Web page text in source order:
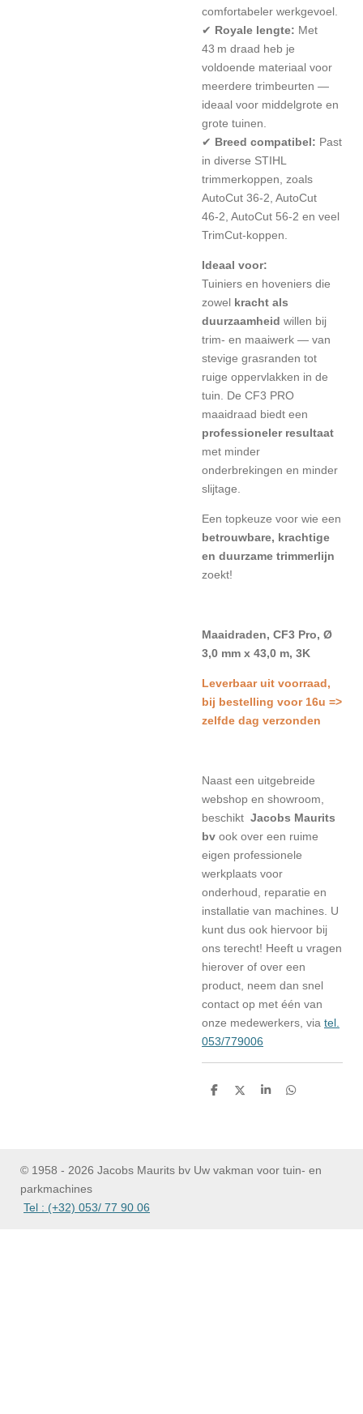
comfortabeler werkgevoel.
✔ Royale lengte: Met
43 m draad heb je
voldoende materiaal voor
meerdere trimbeurten —
ideaal voor middelgrote en
grote tuinen.
✔ Breed compatibel: Past
in diverse STIHL
trimmerkoppen, zoals
AutoCut 36‑2, AutoCut
46‑2, AutoCut 56‑2 en veel
TrimCut‑koppen.
Ideaal voor:
Tuiniers en hoveniers die
zowel kracht als
duurzaamheid willen bij
trim‑ en maaiwerk — van
stevige grasranden tot
ruige oppervlakken in de
tuin. De CF3 PRO
maaidraad biedt een
professioneler resultaat
met minder
onderbrekingen en minder
slijtage.
Een topkeuze voor wie een
betrouwbare, krachtige
en duurzame trimmerlijn
zoekt!
Maaidraden, CF3 Pro, Ø
3,0 mm x 43,0 m, 3K
Leverbaar uit voorraad,
bij bestelling voor 16u =>
zelfde dag verzonden
Naast een uitgebreide
webshop en showroom,
beschikt Jacobs Maurits
bv ook over een ruime
eigen professionele
werkplaats voor
onderhoud, reparatie en
installatie van machines. U
kunt dus ook hiervoor bij
ons terecht! Heeft u vragen
hierover of over een
product, neem dan snel
contact op met één van
onze medewerkers, via tel.
053/779006
D
D
S
D
© 1958 - 2026 Jacobs Maurits bv Uw vakman voor tuin- en
parkmachines
Tel : (+32) 053/ 77 90 06